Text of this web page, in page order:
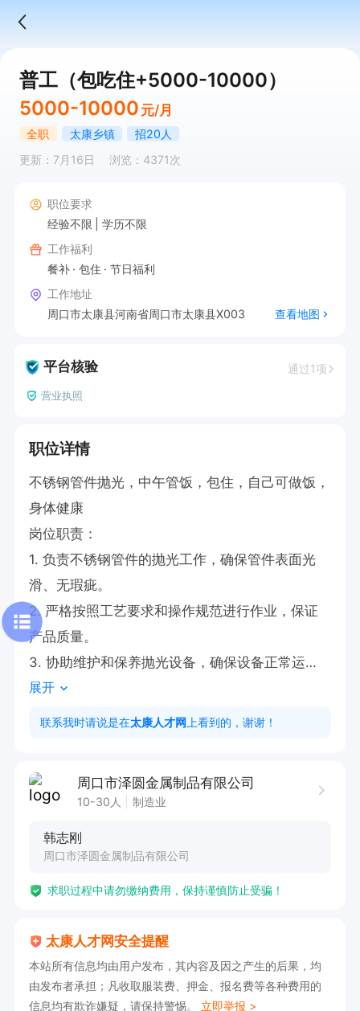
普工（包吃住+5000-10000）
5000-10000 元/月
全职 太康乡镇
招20人
更新：7月16日
浏览：4371次
职位要求
经验不限
学历不限
工作福利
餐补
包住
节日福利
工作地址
周口市太康县河南省周口市太康县X003
查看地图
平台核验 通过1项
营业执照
职位详情
不锈钢管件抛光，中午管饭，包住，自己可做饭，
身体健康
岗位职责：
1. 负责不锈钢管件的抛光工作，确保管件表面光
滑、无瑕疵。
2. 严格按照工艺要求和操作规范进行作业，保证
产品质量。
3. 协助维护和保养抛光设备，确保设备正常运
行。
4. 及时清理工作区域，保持工作环境整洁卫生。
展开
联系我时请说是在太康人才网 上看到的，谢谢！
周口市泽圆金属制品有限公司
10-30人 制造业
韩志刚
周口市泽圆金属制品有限公司
求职过程中请勿缴纳费用，保持谨慎防止受骗！
太康人才网安全提醒
本站所有信息均由用户发布，其内容及因之产生的后果，均
由发布者承担；凡收取服装费、押金、报名费等各种费用的
信息均有欺诈嫌疑，请保持警惕。 立即举报 >